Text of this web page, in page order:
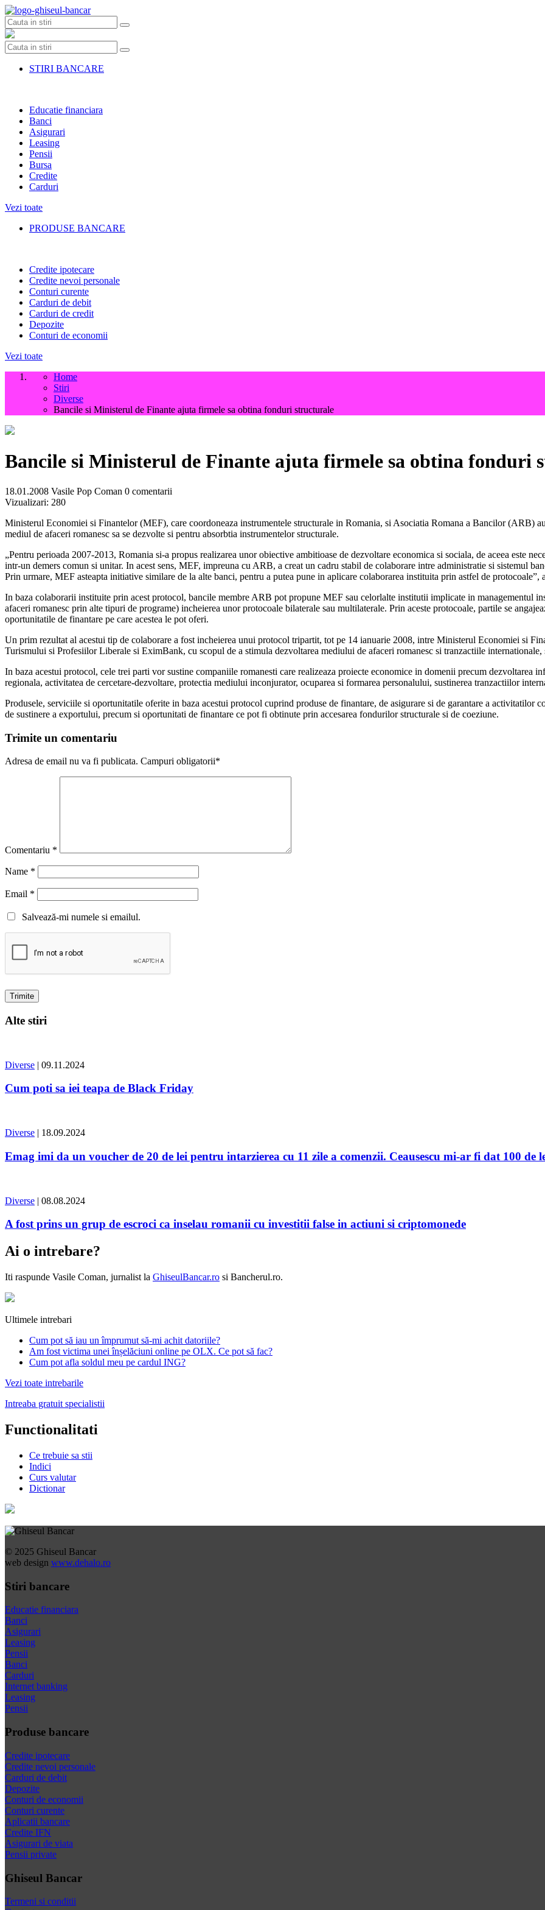
Skip
to
content
STIRI BANCARE
Educatie financiara
Banci
Asigurari
Leasing
Pensii
Bursa
Credite
Carduri
Vezi toate
PRODUSE BANCARE
Credite ipotecare
Credite nevoi personale
Conturi curente
Carduri de debit
Carduri de credit
Depozite
Conturi de economii
Vezi toate
Home
Stiri
Diverse
Bancile si Ministerul de Finante ajuta firmele sa obtina fonduri structurale
Bancile si Ministerul de Finante ajuta firmele sa obtina fonduri
18.01.2008 Vasile Pop Coman 0 comentarii
Vizualizari: 280
Ministerul Economiei si Finantelor (MEF), care coordoneaza instrumentele structurale in Romania, si Asociatia Romana a Bancilor (ARB)
mediul de afaceri romanesc sa se dezvolte si pentru absorbtia instrumentelor structurale.
„Pentru perioada 2007-2013, Romania si-a propus realizarea unor obiective ambitioase de dezvoltare economica si sociala, de aceea este
intr-un demers comun si unitar. In acest sens, MEF, impreuna cu ARB, a creat un cadru stabil de colaborare intre administratie si sistemul
Prin urmare, MEF asteapta initiative similare de la alte banci, pentru a putea pune in aplicare colaborarea instituita prin astfel de
In baza colaborarii instituite prin acest protocol, bancile membre ARB pot propune MEF sau celorlalte institutii implicate in managementul
afaceri romanesc prin alte tipuri de programe) incheierea unor protocoale bilaterale sau multilaterale. Prin aceste protocoale, partile se
oportunitatile de finantare pe care acestea le pot oferi.
Un prim rezultat al acestui tip de colaborare a fost incheierea unui protocol tripartit, tot pe 14 ianuarie 2008, intre Ministerul Economiei si
Turismului si Profesiilor Liberale si EximBank, cu scopul de a stimula dezvoltarea mediului de afaceri romanesc si tranzactiile
In baza acestui protocol, cele trei parti vor sustine companiile romanesti care realizeaza proiecte economice in domenii precum dezvoltarea
regionala, activitatea de cercetare-dezvoltare, protectia mediului inconjurator, ocuparea si formarea personalului, sustinerea tranzactiilor
Produsele, serviciile si oportunitatile oferite in baza acestui protocol cuprind produse de finantare, de asigurare si de garantare a activitatilor
de sustinere a exportului, precum si oportunitati de finantare ce pot fi obtinute prin accesarea fondurilor structurale si de coeziune.
Trimite un comentariu
Adresa de email nu va fi publicata. Campuri obligatorii*
Comentariu *
Name *
Email *
Salvează-mi numele si emailul.
Alte stiri
Diverse | 09.11.2024
Cum poti sa iei teapa de Black Friday
Diverse | 18.09.2024
Emag imi da un voucher de 20 de lei pentru intarzierea cu 11 zile a comenzii. Ceausescu mi-ar fi dat 100 de
Diverse | 08.08.2024
A fost prins un grup de escroci ca inselau romanii cu investitii false in actiuni si criptomonede
Ai o intrebare?
Iti raspunde Vasile Coman, jurnalist la GhiseulBancar.ro si Bancherul.ro.
Ultimele intrebari
Cum pot să iau un împrumut să-mi achit datoriile?
Am fost victima unei înșelăciuni online pe OLX. Ce pot să fac?
Cum pot afla soldul meu pe cardul ING?
Vezi toate intrebarile
Intreaba gratuit specialistii
Functionalitati
Ce trebuie sa stii
Indici
Curs valutar
Dictionar
© 2025 Ghiseul Bancar
web design www.dehalo.ro
Stiri bancare
Educatie financiara
Banci
Asigurari
Leasing
Pensii
Banci
Carduri
Internet banking
Leasing
Pensii
Produse bancare
Credite ipotecare
Credite nevoi personale
Carduri de debit
Depozite
Conturi de economii
Conturi curente
Aplicatii bancare
Credite IFN
Asigurari de viata
Pensii private
Ghiseul Bancar
Termeni si conditii